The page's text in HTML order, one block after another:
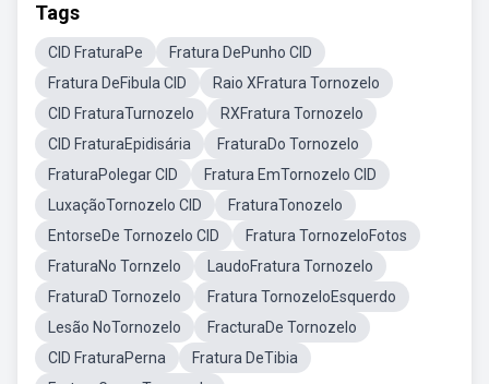
Tags
CID FraturaPe
Fratura DePunho CID
Fratura DeFibula CID
Raio XFratura Tornozelo
CID FraturaTurnozelo
RXFratura Tornozelo
CID FraturaEpidisária
FraturaDo Tornozelo
FraturaPolegar CID
Fratura EmTornozelo CID
LuxaçãoTornozelo CID
FraturaTonozelo
EntorseDe Tornozelo CID
Fratura TornozeloFotos
FraturaNo Tornzelo
LaudoFratura Tornozelo
FraturaD Tornozelo
Fratura TornozeloEsquerdo
Lesão NoTornozelo
FracturaDe Tornozelo
CID FraturaPerna
Fratura DeTibia